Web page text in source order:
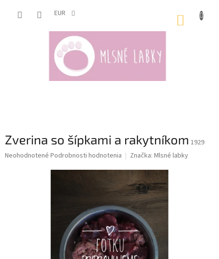
EUR
Zverina so šípkami a rakytníkom 1929
Priemerné
Neohodnotené Podrobnosti hodnotenia Značka: Mlsné labky